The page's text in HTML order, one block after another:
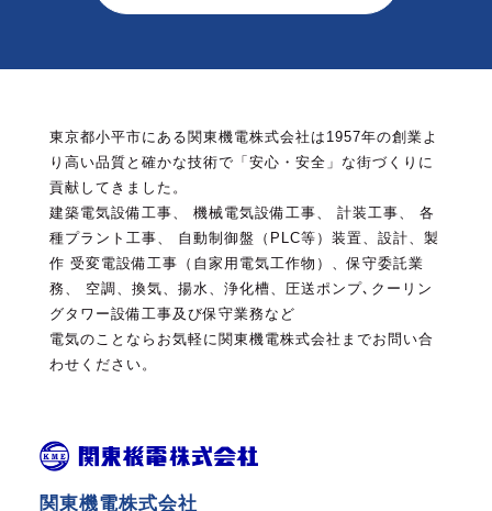
東京都小平市にある関東機電株式会社は1957年の創業よ
り高い品質と確かな技術で「安心・安全」な街づくりに
貢献してきました。
建築電気設備工事、 機械電気設備工事、 計装工事、 各
種プラント工事、 自動制御盤（PLC等）装置、設計、製
作 受変電設備工事（自家用電気工作物）、保守委託業
務、 空調、換気、揚水、浄化槽、圧送ポンプ､クーリン
グタワー設備工事及び保守業務など
電気のことならお気軽に関東機電株式会社までお問い合
わせください。
関東機電株式会社